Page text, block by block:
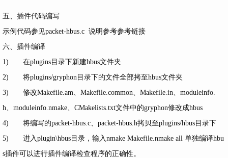
五、插件代码编写
示例代码参见packet-hbus.c 说明参考参考链接
六、插件编译
1) 在plugins目录下新建hbus文件夹
2) 将plugins/gryphon目录下的文件全部拷至hbus文件夹
3) 修改Makefile.am、Makefile.common、Makefile.in、moduleinfo.
h、moduleinfo.nmake、CMakelists.txt文件中的gryphon修改成hbus
4) 将编写的packet-hbus.c、packet-hbus.h拷贝至plugins/hbus目录下
5) 进入plugin\hbus目录，输入nmake Makefile.nmake all 单独编译hbu
s插件可以进行插件编译检查程序的正确性。